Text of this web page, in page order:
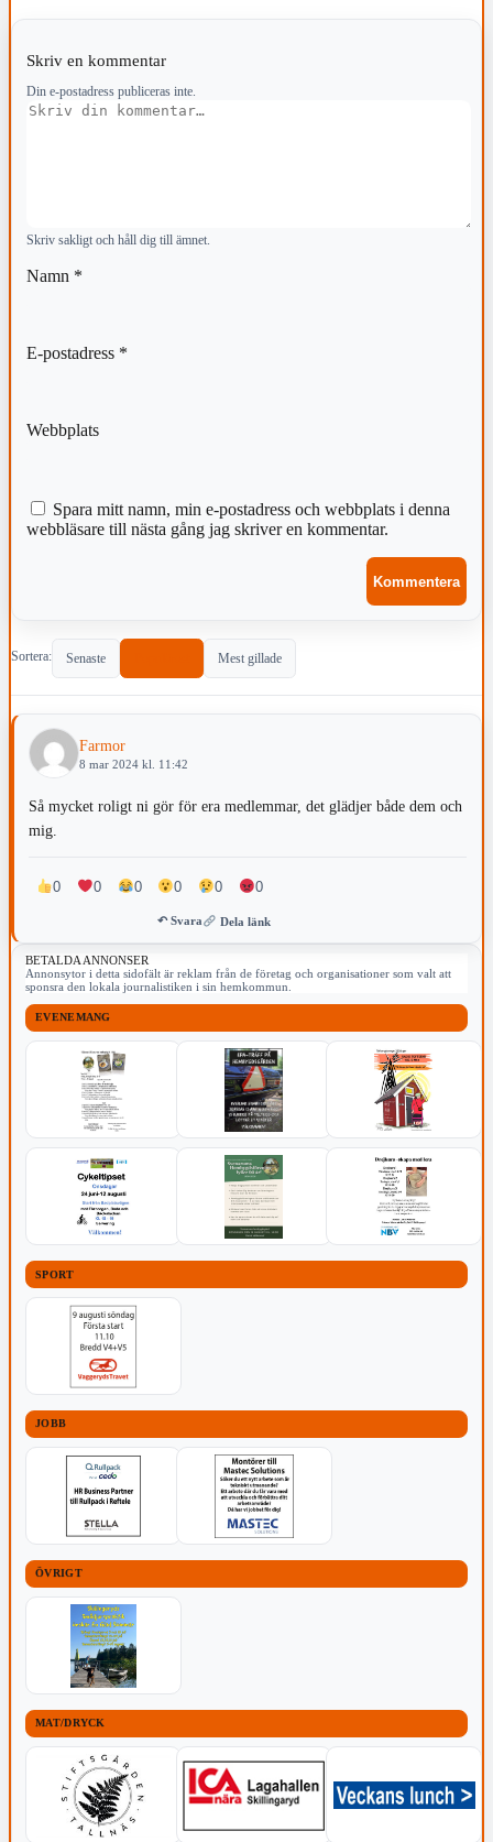
Skriv en kommentar
Din e-postadress publiceras inte.
Kommentar
Skriv sakligt och håll dig till ämnet.
Namn *
E-postadress *
Webbplats
Spara mitt namn, min e-postadress och webbplats i denna
webbläsare till nästa gång jag skriver en kommentar.
Sortera: Senaste Mest gillade
Farmor
8 mar 2024 kl. 11:42
Så mycket roligt ni gör för era medlemmar, det glädjer både dem och
mig.
0 0 0 0 0 0
↶ Svara Dela länk
BETALDA ANNONSER
Annonsytor i detta sidofält är reklam från de företag och organisationer som valt att
sponsra den lokala journalistiken i sin hemkommun.
EVENEMANG
SPORT
JOBB
ÖVRIGT
MAT/DRYCK